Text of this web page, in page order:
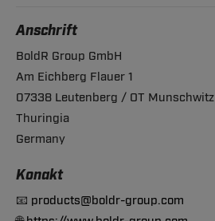
Anschrift
BoldR Group GmbH
Am Eichberg Flauer 1
07338 Leutenberg / OT Munschwitz
Thuringia
Germany
Konakt
📧 products@boldr-group.com